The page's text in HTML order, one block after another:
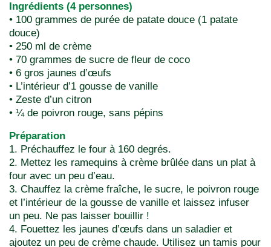
Ingrédients (4 personnes)
• 100 grammes de purée de patate douce (1 patate
douce)
• 250 ml de crème
• 70 grammes de sucre de fleur de coco
• 6 gros jaunes d’œufs
• L’intérieur d’1 gousse de vanille
• Zeste d’un citron
• ¼ de poivron rouge, sans pépins
Préparation
1. Préchauffez le four à 160 degrés.
2. Mettez les ramequins à crème brûlée dans un plat à
four avec un peu d’eau.
3. Chauffez la crème fraîche, le sucre, le poivron rouge
et l’intérieur de la gousse de vanille et laissez infuser
un peu. Ne pas laisser bouillir !
4. Fouettez les jaunes d’œufs dans un saladier et
ajoutez un peu de crème chaude. Utilisez un tamis pour